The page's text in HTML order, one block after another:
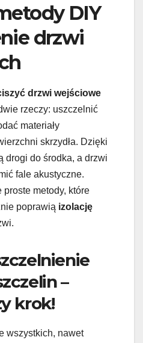
DIY
drzwi
drzwi wejściowe
rzeczy: uszczelnić
materiały
skrzydła. Dzięki
drogi do środka, a drzwi
fale akustyczne.
metody, które
poprawią izolację
–
krok!
wszystkich, nawet